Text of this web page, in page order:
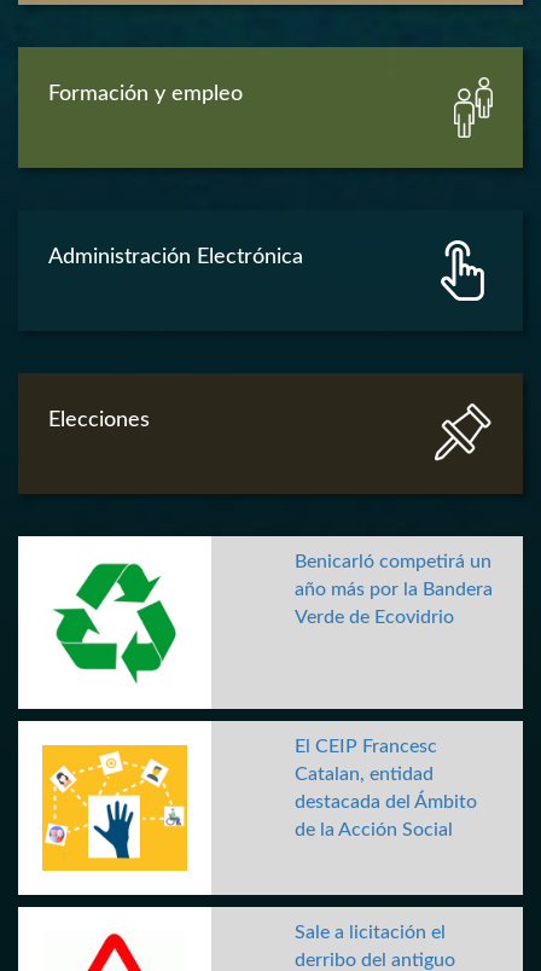
Formación y empleo
Administración Electrónica
Elecciones
Benicarló competirá un
año más por la Bandera
Verde de Ecovidrio
El CEIP Francesc
Catalan, entidad
destacada del Ámbito
de la Acción Social
Sale a licitación el
derribo del antiguo